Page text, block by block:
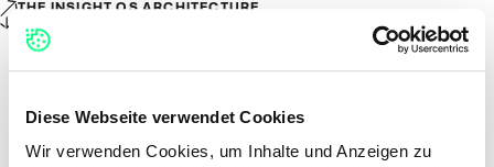
Diese Webseite verwendet Cookies
Wir verwenden Cookies, um Inhalte und Anzeigen zu
THE INSIGHT OS ARCHITECTURE